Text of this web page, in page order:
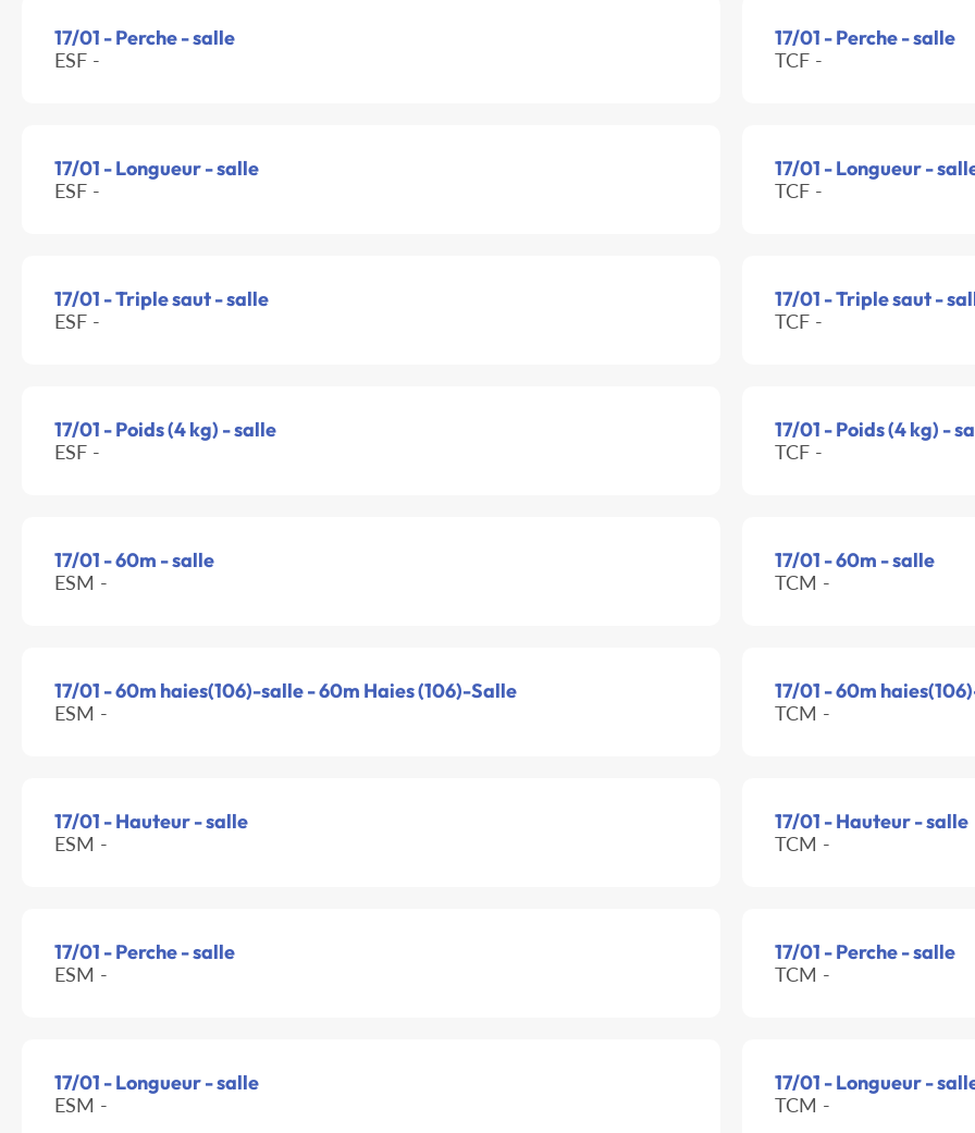
17/01 - Perche - salle
ESF -
17/01 - Perche - salle
TCF -
17/01 - Longueur - salle
ESF -
17/01 - Longueur -
TCF -
17/01 - Triple saut - salle
ESF -
17/01 - Triple saut -
TCF -
17/01 - Poids (4 kg) - salle
ESF -
17/01 - Poids (4 kg) -
TCF -
17/01 - 60m - salle
ESM -
17/01 - 60m - salle
TCM -
17/01 - 60m haies(106)-salle - 60m Haies (106)-Salle
ESM -
17/01 - 60m
TCM -
17/01 - Hauteur - salle
ESM -
17/01 - Hauteur - salle
TCM -
17/01 - Perche - salle
ESM -
17/01 - Perche - salle
TCM -
17/01 - Longueur - salle
ESM -
17/01 - Longueur -
TCM -